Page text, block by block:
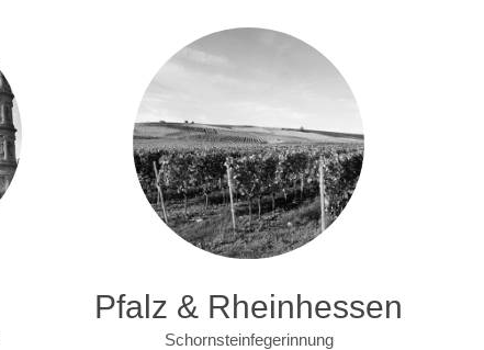
Pfalz & Rheinhessen
Schornsteinfegerinnung